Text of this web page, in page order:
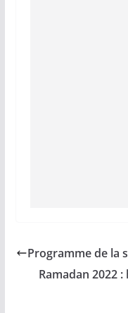
Programme de la
Ramadan 2022